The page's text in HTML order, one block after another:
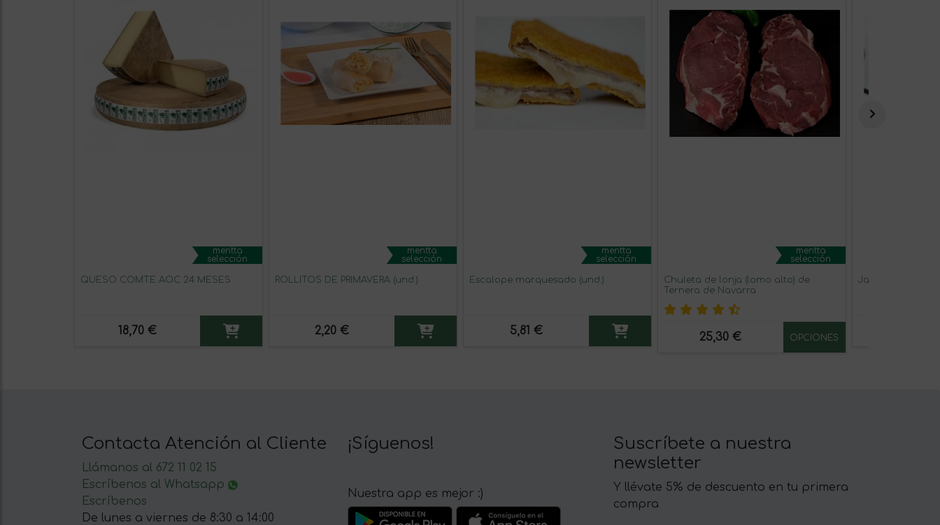
mentta
selección
QUESO COMTÉ AOC 24 MESES
18,70 €
mentta
selección
ROLLITOS DE PRIMAVERA (und.)
2,20 €
mentta
selección
Escalope marquesado (und.)
5,81 €
mentta
selección
Chuleta de lonja (lomo alto) de
Ternera de Navarra
25,30 € OPCIONES
Jamón ibérico
Contacta Atención al Cliente
Llámanos al 672 11 02 15
Escríbenos al Whatsapp
Escríbenos
De lunes a viernes de 8:30 a 14:00
¡Síguenos!
Nuestra app es mejor :)
Suscríbete a nuestra
newsletter
Y llévate 5% de descuento en tu primera
compra